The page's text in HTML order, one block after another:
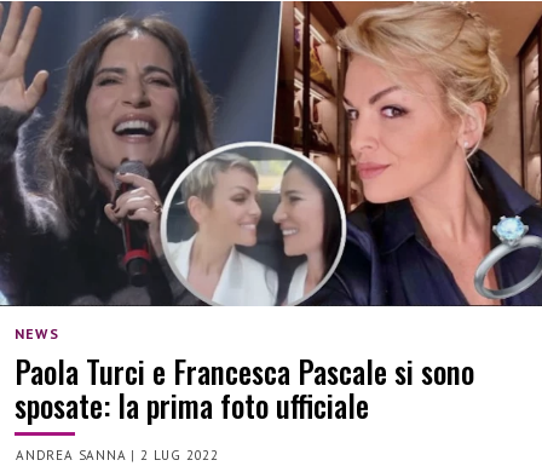
NEWS
Paola Turci e Francesca Pascale si sono
sposate: la prima foto ufficiale
ANDREA SANNA |2 LUG 2022